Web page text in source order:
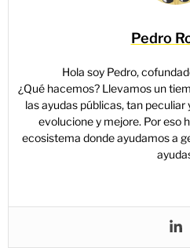
Pedro
Hola soy Pedro,
¿Qué hacemos? Llevamos un
las ayudas públicas, tan
evolucione y mejore. Por eso
ecosistema donde ayudamos a